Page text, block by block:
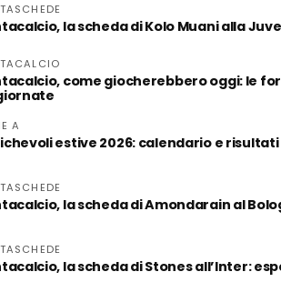
la scheda di Kolo Muani alla
come giocherebbero oggi: le
A
estive 2026: calendario e risultati
la scheda di Amondarain al
la scheda di Stones all’Inter: